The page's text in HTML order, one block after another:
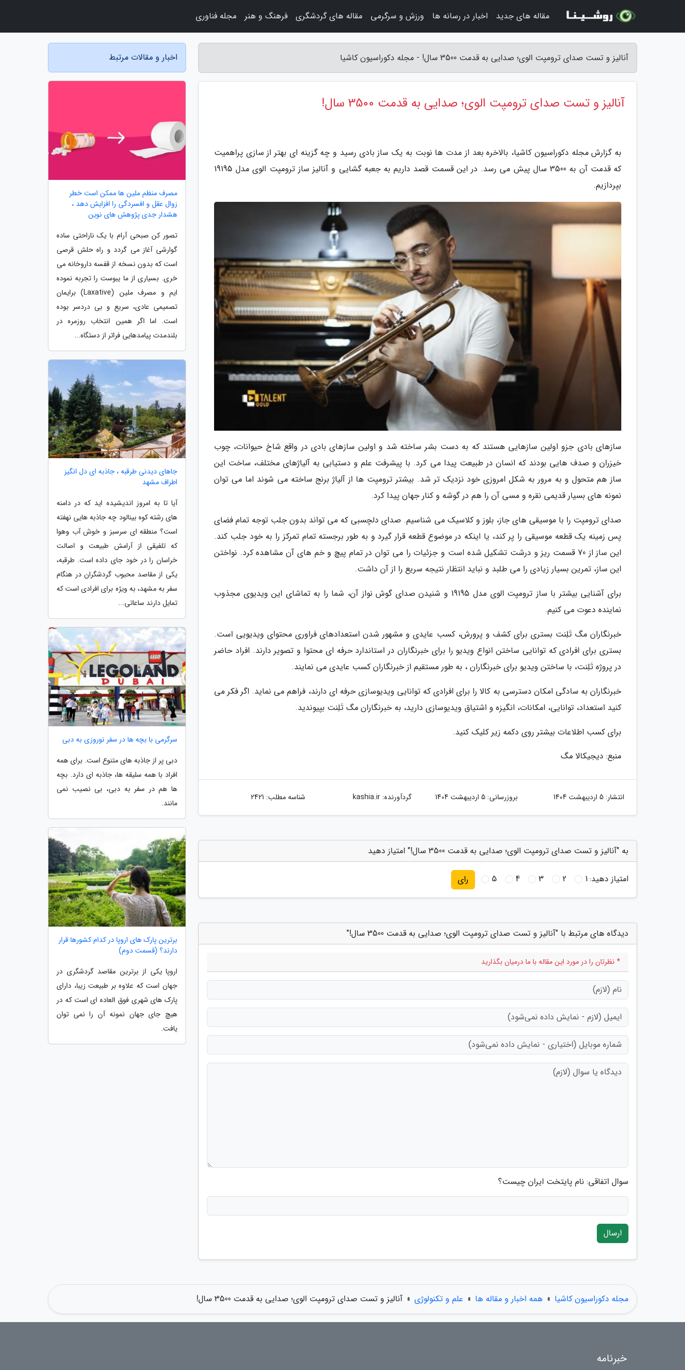
آنالیز و تست صدای ترومپت الوی؛ صدایی به قدمت 3500 سال! - مجله دکوراسیون کاشیا
آنالیز و تست صدای ترومپت الوی؛ صدایی به قدمت 3500 سال!
به گزارش مجله دکوراسیون کاشیا، بالاخره بعد از مدت ها نوبت به یک ساز بادی رسید و چه گزینه ای بهتر از سازی پراهمیت
که قدمت آن به 3500 سال پیش می رسد. در این قسمت قصد داریم به جعبه گشایی و آنالیز ساز ترومپت الوی مدل 19195
بپردازیم.
سازهای بادی جزو اولین سازهایی هستند که به دست بشر ساخته شد و اولین سازهای بادی در واقع شاخ حیوانات، چوب
خیزران و صدف هایی بودند که انسان در طبیعت پیدا می کرد. با پیشرفت علم و دستیابی به آلیاژهای مختلف، ساخت این
ساز هم متحول و به مرور به شکل امروزی خود نزدیک تر شد. بیشتر ترومپت ها از آلیاژ برنج ساخته می شوند اما می توان
نمونه های بسیار قدیمی نقره و مسی آن را هم در گوشه و کنار جهان پیدا کرد.
صدای ترومپت را با موسیقی های جاز، بلوز و کلاسیک می شناسیم. صدای دلچسبی که می تواند بدون جلب توجه تمام فضای
پس زمینه یک قطعه موسیقی را پر کند، یا اینکه در موضوع قطعه قرار گیرد و به طور برجسته تمام تمرکز را به خود جلب کند.
این ساز از 70 قسمت ریز و درشت تشکیل شده است و جزئیات را می توان در تمام پیچ و خم های آن مشاهده کرد. نواختن
این ساز، تمرین بسیار زیادی را می طلبد و نباید انتظار نتیجه سریع را از آن داشت.
برای آشنایی بیشتر با ساز ترومپت الوی مدل 19195 و شنیدن صدای گوش نواز آن، شما را به تماشای این ویدیوی مجذوب
نماینده دعوت می کنیم.
خبرنگاران مگ تَلِنت بستری برای کشف و پرورش، کسب عایدی و مشهور شدن استعدادهای فراوری محتوای ویدیویی است.
بستری برای افرادی که توانایی ساختن انواع ویدیو را برای خبرنگاران در استاندارد حرفه ای محتوا و تصویر دارند. افراد حاضر
در پروژه تَلِنت، با ساختن ویدیو برای خبرنگاران ، به طور مستقیم از خبرنگاران کسب عایدی می نمایند.
خبرنگاران به سادگی امکان دسترسی به کالا را برای افرادی که توانایی ویدیوسازی حرفه ای دارند، فراهم می نماید. اگر فکر می
کنید استعداد، توانایی، امکانات، انگیزه و اشتیاق ویدیوسازی دارید، به خبرنگاران مگ تَلِنت بپیوندید.
برای کسب اطلاعات بیشتر روی دکمه زیر کلیک کنید.
منبع: دیجیکالا مگ
انتشار: 5 اردیبهشت 1404 بروزرسانی: 5 اردیبهشت 1404 گردآورنده:kashia.ir شناسه مطلب: 2421
به "آنالیز و تست صدای ترومپت الوی؛ صدایی به قدمت 3500 سال!" امتیاز دهید
امتیاز دهید:1
2
3
4
5 رای
دیدگاه های مرتبط با "آنالیز و تست صدای ترومپت الوی؛ صدایی به قدمت 3500 سال!"
* نظرتان را در مورد این مقاله با ما درمیان بگذارید
سوال اتفاقی: نام پایتخت ایران چیست؟
ارسال
اخبار و مقالات مرتبط
مصرف منظم ملین ها ممکن است خطر
زوال عقل و افسردگی را افزایش دهد ،
هشدار جدی پژوهش های نوین
تصور کن صبحی آرام با یک ناراحتی ساده
گوارشی آغاز می گردد و راه حلش قرصی
است که بدون نسخه از قفسه داروخانه می
خری. بسیاری از ما یبوست را تجربه نموده
ایم و مصرف ملین (Laxative) برایمان
تصمیمی عادی، سریع و بی دردسر بوده
است. اما اگر همین انتخاب روزمره در
بلندمدت پیامدهایی فراتر از دستگاه...
جاهای دیدنی طرقبه ، جاذبه ای دل انگیز
اطراف مشهد
آیا تا به امروز اندیشیده اید که در دامنه
های رشته کوه بینالود چه جاذبه هایی نهفته
است؟ منطقه ای سرسبز و خوش آب وهوا
که تلفیقی از آرامش طبیعت و اصالت
خراسان را در خود جای داده است. طرقبه،
یکی از مقاصد محبوب گردشگران در هنگام
سفر به مشهد، به ویژه برای افرادی است که
تمایل دارند ساعاتی...
سرگرمی با بچه ها در سفر نوروزی به دبی
دبی پر از جاذبه های متنوع است. برای همه
افراد با همه سلیقه ها، جاذبه ای دارد. بچه
ها هم در سفر به دبی، بی نصیب نمی
مانند.
برترین پارک های اروپا در کدام کشورها قرار
دارند؟ (قسمت دوم)
اروپا یکی از برترین مقاصد گردشگری در
جهان است که علاوه بر طبیعت زیبا، دارای
پارک های شهری فوق العاده ای است که در
هیچ جای جهان نمونه آن را نمی توان
یافت.
مجله دکوراسیون کاشیا » همه اخبار و مقاله ها » علم و تکنولوژی » آنالیز و تست صدای ترومپت الوی؛ صدایی به قدمت 3500 سال!
مقاله های جدید اخبار در رسانه ها ورزش و سرگرمی مقاله های گردشگری فرهنگ و هنر مجله فناوری
خبرنامه